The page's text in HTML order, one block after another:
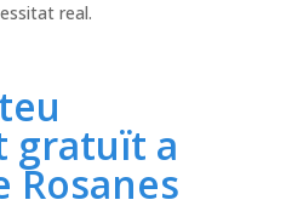
real.
gratuït a
Rosanes